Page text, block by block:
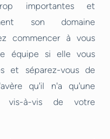
importantes et
son domaine
commencer à vous
équipe si elle vous
et séparez-vous de
qu'il n'a qu'une
vis-à-vis de votre